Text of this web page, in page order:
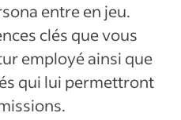
entre en jeu.
clés que vous
employé ainsi que
qui lui permettront